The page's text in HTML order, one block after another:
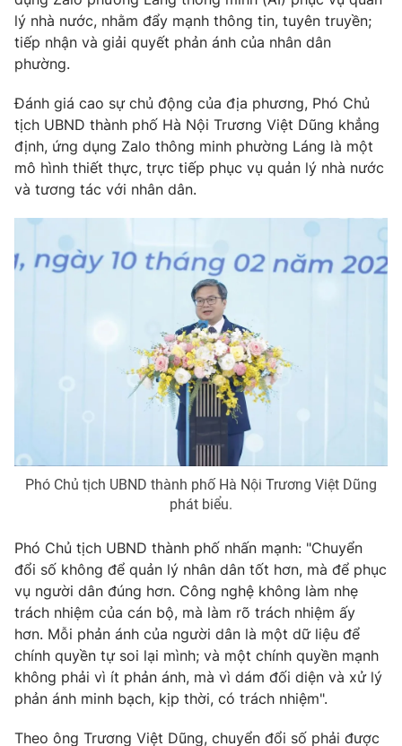
THỜI BÁO VTV
Theo dõi báo trên
Cơ quan chủ quản:Đài Truyền hình Việt Nam
Cơ quan báo chí:Thời báo VTV
Giấy phép hoạt động báo in và báo điện tử số 483/GP-BTTTT
cấp ngày 29/12/2023
Tổng Biên tập:Vũ Thanh Thủy
Nguyễn Thị Mỹ Hạnh, Phạm Quốc Thắng,
024.38 355 931 - 024.38 355 932
Ðiện thoại Thời báo VTV:024.66 897 897
toasoan@vtv.vn
024-7300.7108
® Cấm sao chép dưới mọi hình thức nếu không có sự chấp
thuận bằng văn bản. Ghi rõ nguồn VTV.vn khi phát hành lại
thông tin từ website này.
lý nhà nước, nhằm đẩy mạnh thông tin, tuyên truyền;
tiếp nhận và giải quyết phản ánh của nhân dân
phường.
Đánh giá cao sự chủ động của địa phương, Phó Chủ
tịch UBND thành phố Hà Nội Trương Việt Dũng khẳng
định, ứng dụng Zalo thông minh phường Láng là một
mô hình thiết thực, trực tiếp phục vụ quản lý nhà nước
và tương tác với nhân dân.
Phó Chủ tịch UBND thành phố Hà Nội Trương Việt Dũng
phát biểu.
Phó Chủ tịch UBND thành phố nhấn mạnh: "Chuyển
đổi số không để quản lý nhân dân tốt hơn, mà để phục
vụ người dân đúng hơn. Công nghệ không làm nhẹ
trách nhiệm của cán bộ, mà làm rõ trách nhiệm ấy
hơn. Mỗi phản ánh của người dân là một dữ liệu để
chính quyền tự soi lại mình; và một chính quyền mạnh
không phải vì ít phản ánh, mà vì dám đối diện và xử lý
phản ánh minh bạch, kịp thời, có trách nhiệm".
Theo ông Trương Việt Dũng, chuyển đổi số phải được